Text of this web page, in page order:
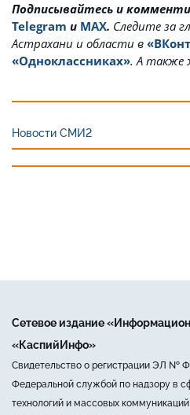
Подписывайтесь и
Telegram и MAX. Cледите за
Астрахани и области в
«Одноклассниках». А также
Новости СМИ2
Сетевое издание
«КаспийИнфо»
Свидетельство о регистрации ЭЛ №
Федеральной службой по надзору в
технологий и массовых коммуникаций